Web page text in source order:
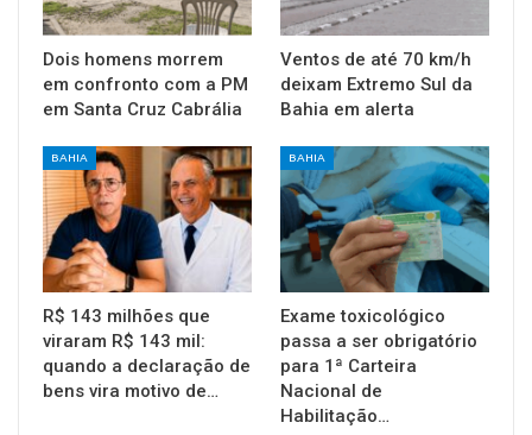
Dois homens morrem
em confronto com a PM
em Santa Cruz Cabrália
Ventos de até 70 km/h
deixam Extremo Sul da
Bahia em alerta
BAHIA
R$ 143 milhões que
viraram R$ 143 mil:
quando a declaração de
bens vira motivo de…
BAHIA
Exame toxicológico
passa a ser obrigatório
para 1ª Carteira
Nacional de
Habilitação…